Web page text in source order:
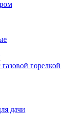
горелкой
дачи